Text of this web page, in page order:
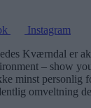
Instagram
Kværndal er
– show
minst personlig
omveltning de